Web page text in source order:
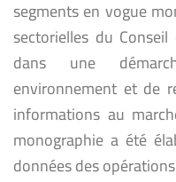
segments en vogue
sectorielles du
dans une
environnement et de
informations au
monographie a été
données des